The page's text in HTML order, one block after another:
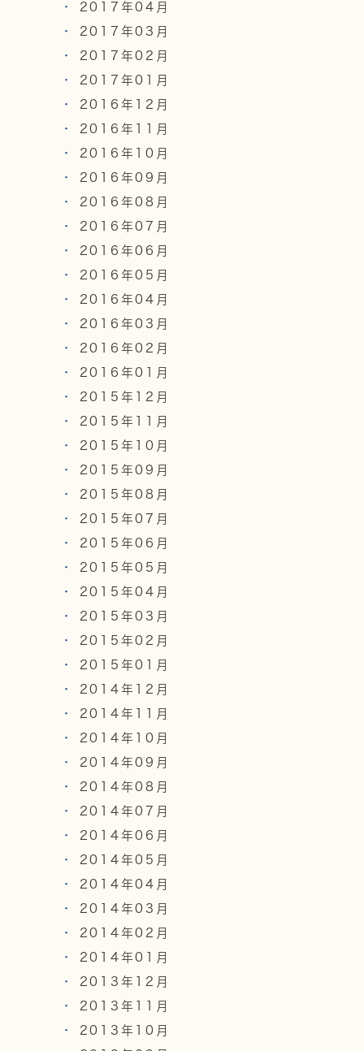
2017年04月
2017年03月
2017年02月
2017年01月
2016年12月
2016年11月
2016年10月
2016年09月
2016年08月
2016年07月
2016年06月
2016年05月
2016年04月
2016年03月
2016年02月
2016年01月
2015年12月
2015年11月
2015年10月
2015年09月
2015年08月
2015年07月
2015年06月
2015年05月
2015年04月
2015年03月
2015年02月
2015年01月
2014年12月
2014年11月
2014年10月
2014年09月
2014年08月
2014年07月
2014年06月
2014年05月
2014年04月
2014年03月
2014年02月
2014年01月
2013年12月
2013年11月
2013年10月